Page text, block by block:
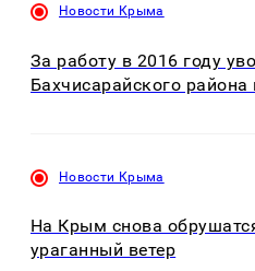
Новости Крыма
За работу в 2016 году
Бахчисарайского
Новости Крыма
На Крым снова
ураганный ветер